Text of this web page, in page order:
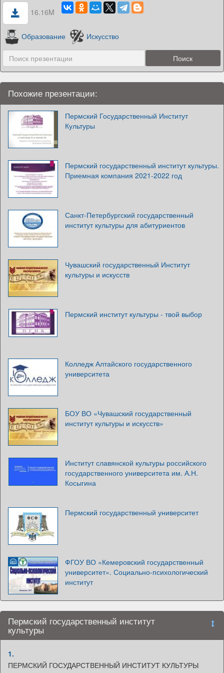
16.16M
Образование Искусство
Похожие презентации:
Пермский Государственный Институт
Культуры
Пермский государственный институт культуры.
Приемная компания 2021-2022 год
Санкт-Петербургский государственный
институт культуры для абитуриентов
Чувашский государственный Институт
культуры и искусств
Пермский институт культуры - твой выбор
Колледж Алтайского государственного
университета
БОУ ВО «Чувашский государственный
институт культуры и искусств»
Институт славянской культуры российского
государственного университета им. А.Н.
Косыгина
Пермский государственный университет
ФГОУ ВО «Кемеровский государственный
университет». Социально-психологический
институт
Пермский государственный институт
культуры
1.
ПЕРМСКИЙ ГОСУДАРСТВЕННЫЙ ИНСТИТУТ КУЛЬТУРЫ